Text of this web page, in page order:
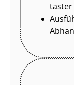
tas­ter